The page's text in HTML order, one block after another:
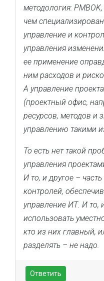
методология:
чем
управление и
управления
ее применение
ним расходов и
А управление
(проектный офис,
ресурсов, методов и
управлению такими
То есть нет такой
управления
И то, и другое –
контролей,
управление ИТ. И то,
использовать
кто из них главный,
разделять – не надо.
Ответить